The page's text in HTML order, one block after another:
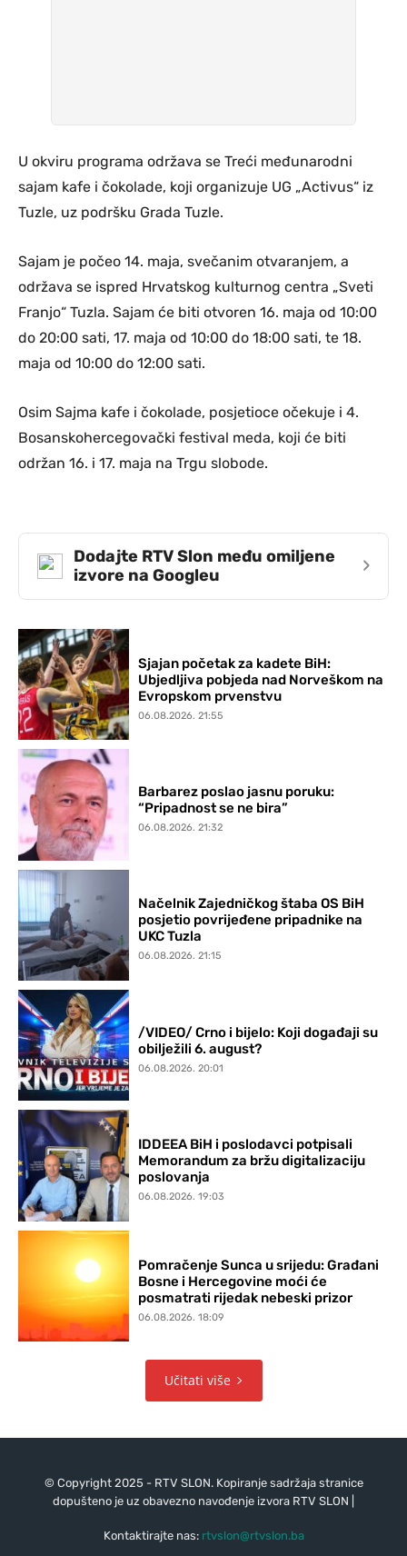
U okviru programa održava se Treći međunarodni
sajam kafe i čokolade, koji organizuje UG „Activus“ iz
Tuzle, uz podršku Grada Tuzle.
Sajam je počeo 14. maja, svečanim otvaranjem, a
održava se ispred Hrvatskog kulturnog centra „Sveti
Franjo“ Tuzla. Sajam će biti otvoren 16. maja od 10:00
do 20:00 sati, 17. maja od 10:00 do 18:00 sati, te 18.
maja od 10:00 do 12:00 sati.
Osim Sajma kafe i čokolade, posjetioce očekuje i 4.
Bosanskohercegovački festival meda, koji će biti
održan 16. i 17. maja na Trgu slobode.
Dodajte RTV Slon među omiljene
izvore na Googleu
›
Sjajan početak za kadete BiH:
Ubjedljiva pobjeda nad Norveškom na
Evropskom prvenstvu
06.08.2026. 21:55
Barbarez poslao jasnu poruku:
“Pripadnost se ne bira”
06.08.2026. 21:32
Načelnik Zajedničkog štaba OS BiH
posjetio povrijeđene pripadnike na
UKC Tuzla
06.08.2026. 21:15
/VIDEO/ Crno i bijelo: Koji događaji su
obilježili 6. august?
06.08.2026. 20:01
IDDEEA BiH i poslodavci potpisali
Memorandum za bržu digitalizaciju
poslovanja
06.08.2026. 19:03
Pomračenje Sunca u srijedu: Građani
Bosne i Hercegovine moći će
posmatrati rijedak nebeski prizor
06.08.2026. 18:09
Učitati više
© Copyright 2025 - RTV SLON. Kopiranje sadržaja stranice
dopušteno je uz obavezno navođenje izvora RTV SLON |
Kontaktirajte nas: rtvslon@rtvslon.ba